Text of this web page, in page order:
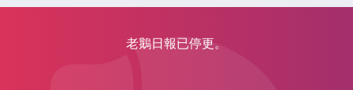
老鵝日報已停更。